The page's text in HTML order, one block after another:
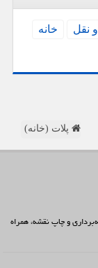
نقل
خانه
پلات (خانه)
و چاپ نقشه، همراه